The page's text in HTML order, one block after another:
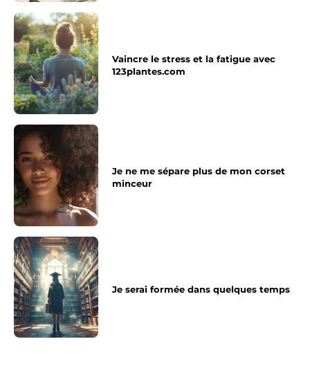
Vaincre le stress et la fatigue avec
123plantes.com
Je ne me sépare plus de mon corset
minceur
Je serai formée dans quelques temps